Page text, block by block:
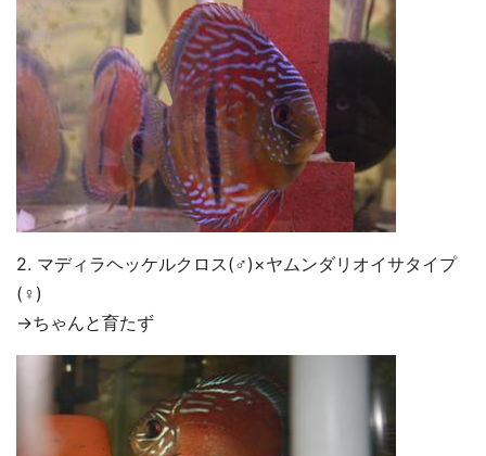
2. マディラヘッケルクロス(♂)×ヤムンダリオイサタイプ
(♀)
→ちゃんと育たず